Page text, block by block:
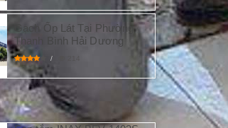
Gạch Ốp Lát Tại Phường
Thanh Bình Hải Dương
MỚI